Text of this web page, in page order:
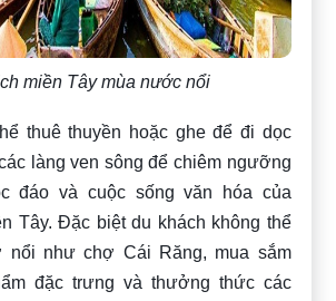
miền Tây mùa nước nổi
thuê thuyền hoặc ghe để đi dọc
làng ven sông để chiêm ngưỡng
đáo và cuộc sống văn hóa của
Tây. Đặc biệt du khách không thể
nổi như chợ Cái Răng, mua sắm
đặc trưng và thưởng thức các